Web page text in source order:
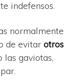
indefensos.
normalmente
de evitar otros
las gaviotas,